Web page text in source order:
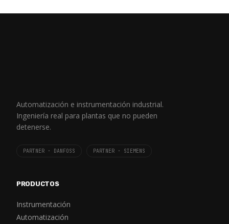
Automatización e instrumentación industrial.
Ingeniería real para plantas que no pueden
detenerse.
PARTNER · DANFOSS PARTNER · SIEMENS
PRODUCTOS
Instrumentación
Automatización